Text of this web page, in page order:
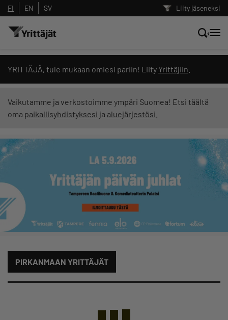
Liity jäseneksi
FI EN SV
YRITTÄJÄ, tule mukaan omiesi pariin! Liity Yrittäjiin
Vaikutamme ja verkostoimme ympäri Suomea! Etsi täältä
oma paikallisyhdistyksesi ja aluejärjestösi
PIRKANMAAN YRITTÄJÄT
Hae sivustolta tai kysy suoraan
Yrittäjien tekoälyltä
Suodata hakutuloksia: näytä kaikki sisältö